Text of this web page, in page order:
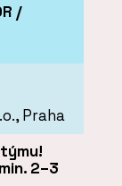
/
Praha
2–3